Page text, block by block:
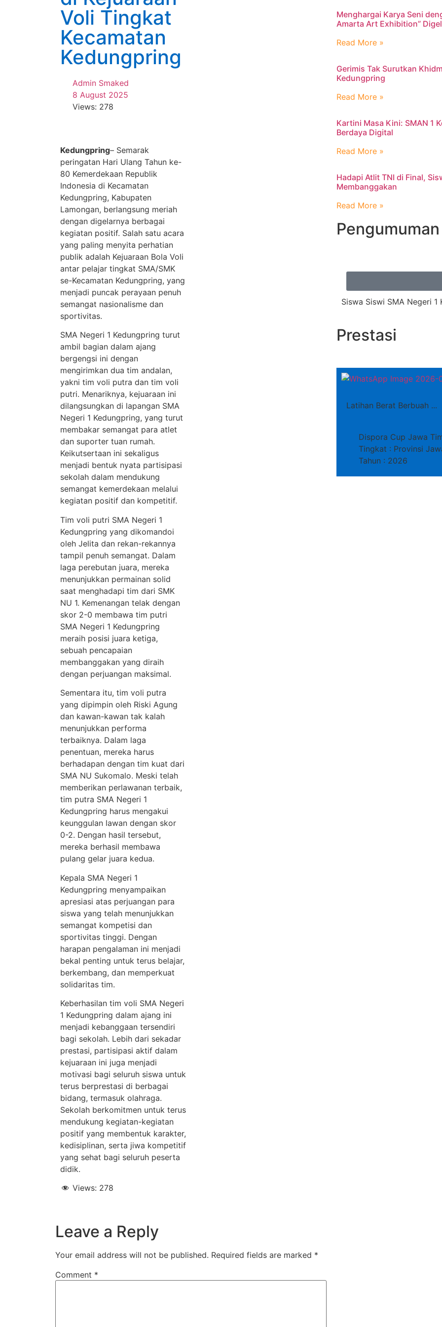
Voli Tingkat
Kecamatan
Kedungpring
Admin Smaked
8 August 2025
Views: 278
Kedungpring– Semarak
peringatan Hari Ulang Tahun ke-
80 Kemerdekaan Republik
Indonesia di Kecamatan
Kedungpring, Kabupaten
Lamongan, berlangsung meriah
dengan digelarnya berbagai
kegiatan positif. Salah satu acara
yang paling menyita perhatian
publik adalah Kejuaraan Bola Voli
antar pelajar tingkat SMA/SMK
se-Kecamatan Kedungpring, yang
menjadi puncak perayaan penuh
semangat nasionalisme dan
sportivitas.
SMA Negeri 1 Kedungpring turut
ambil bagian dalam ajang
bergengsi ini dengan
mengirimkan dua tim andalan,
yakni tim voli putra dan tim voli
putri. Menariknya, kejuaraan ini
dilangsungkan di lapangan SMA
Negeri 1 Kedungpring, yang turut
membakar semangat para atlet
dan suporter tuan rumah.
Keikutsertaan ini sekaligus
menjadi bentuk nyata partisipasi
sekolah dalam mendukung
semangat kemerdekaan melalui
kegiatan positif dan kompetitif.
Tim voli putri SMA Negeri 1
Kedungpring yang dikomandoi
oleh Jelita dan rekan-rekannya
tampil penuh semangat. Dalam
laga perebutan juara, mereka
menunjukkan permainan solid
saat menghadapi tim dari SMK
NU 1. Kemenangan telak dengan
skor 2-0 membawa tim putri
SMA Negeri 1 Kedungpring
meraih posisi juara ketiga,
sebuah pencapaian
membanggakan yang diraih
dengan perjuangan maksimal.
Sementara itu, tim voli putra
yang dipimpin oleh Riski Agung
dan kawan-kawan tak kalah
menunjukkan performa
terbaiknya. Dalam laga
penentuan, mereka harus
berhadapan dengan tim kuat dari
SMA NU Sukomalo. Meski telah
memberikan perlawanan terbaik,
tim putra SMA Negeri 1
Kedungpring harus mengakui
keunggulan lawan dengan skor
0-2. Dengan hasil tersebut,
mereka berhasil membawa
pulang gelar juara kedua.
Kepala SMA Negeri 1
Kedungpring menyampaikan
apresiasi atas perjuangan para
siswa yang telah menunjukkan
semangat kompetisi dan
sportivitas tinggi. Dengan
harapan pengalaman ini menjadi
bekal penting untuk terus belajar,
berkembang, dan memperkuat
solidaritas tim.
Keberhasilan tim voli SMA Negeri
1 Kedungpring dalam ajang ini
menjadi kebanggaan tersendiri
bagi sekolah. Lebih dari sekadar
prestasi, partisipasi aktif dalam
kejuaraan ini juga menjadi
motivasi bagi seluruh siswa untuk
terus berprestasi di berbagai
bidang, termasuk olahraga.
Sekolah berkomitmen untuk terus
mendukung kegiatan-kegiatan
positif yang membentuk karakter,
kedisiplinan, serta jiwa kompetitif
yang sehat bagi seluruh peserta
didik.
Views: 278
Leave a Reply
Your email address will not be published. Required fields are marked *
Comment *
Menghargai Karya Seni
Amarta Art Exhibition”
Read More »
Gerimis Tak Surutkan
Kedungpring
Read More »
Kartini Masa Kini: SMAN 1
Berdaya Digital
Read More »
Hadapi Atlit TNI di Final,
Membanggakan
Read More »
Pengumuman
Siswa Siswi SMA Negeri 1
Prestasi
Latihan Berat Berbuah ...
Dispora Cup Jawa
Tingkat : Provinsi
Tahun : 2026